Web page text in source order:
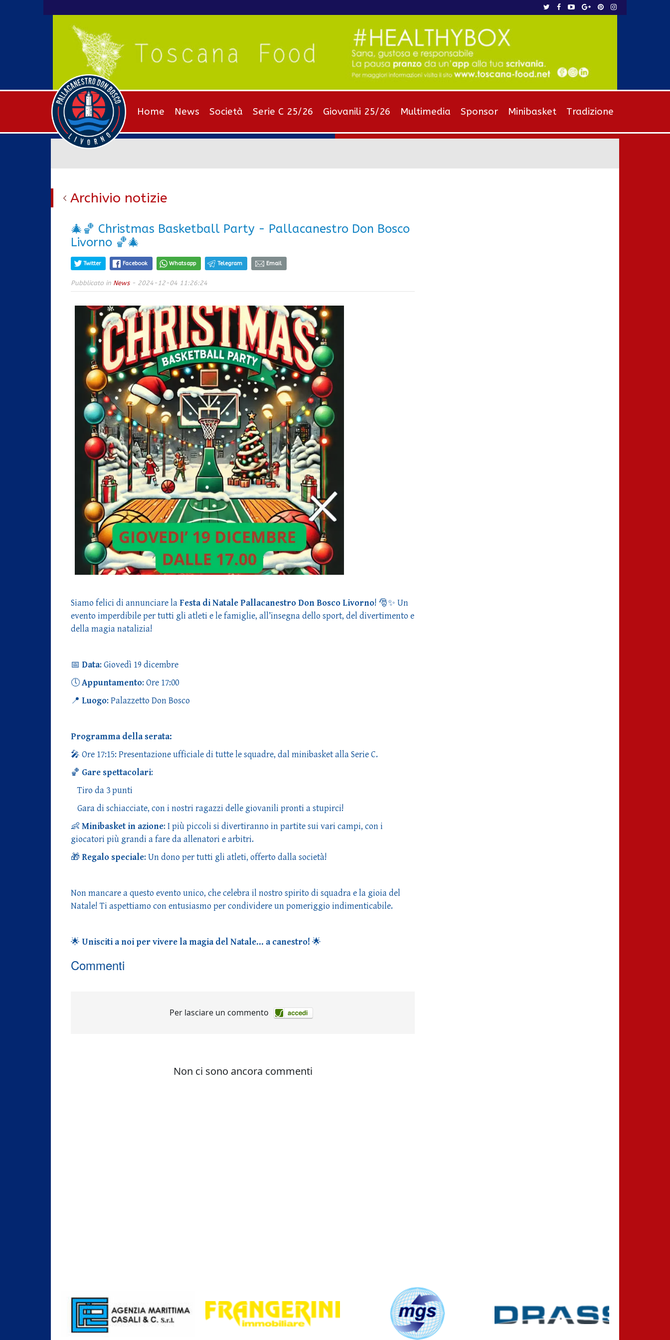
Home News Società Serie C 25/26 Giovanili 25/26 Multimedia Sponsor Minibasket Tradizione
Archivio notizie
🎄🏀 Christmas Basketball Party - Pallacanestro Don Bosco
Livorno 🏀🎄
Twitter Facebook Whatsapp Telegram Email
Pubblicato in News- 2024-12-04 11:26:24
Siamo felici di annunciare laFesta di Natale Pallacanestro Don Bosco Livorno! 🎅✨ Un
evento imperdibile per tutti gli atleti e le famiglie, all’insegna dello sport, del divertimento e
della magia natalizia!
📅 Data: Giovedì 19 dicembre
🕔Appuntamento: Ore 17:00
📍 Luogo: Palazzetto Don Bosco
Programma della serata:
🎤 Ore 17:15: Presentazione ufficiale di tutte le squadre, dal minibasket alla Serie C.
🏀 Gare spettacolari:
Tiro da 3 punti
Gara di schiacciate, con i nostri ragazzi delle giovanili pronti a stupirci!
👶 Minibasket in azione: I più piccoli si divertiranno in partite sui vari campi, con i
giocatori più grandi a fare da allenatori e arbitri.
🎁 Regalo speciale: Un dono per tutti gli atleti, offerto dalla società!
Non mancare a questo evento unico, che celebra il nostro spirito di squadra e la gioia del
Natale! Ti aspettiamo con entusiasmo per condividere un pomeriggio indimenticabile.
🌟 Unisciti a noi per vivere la magia del Natale… a canestro! 🌟
Commenti